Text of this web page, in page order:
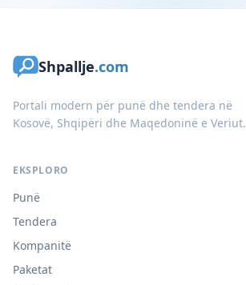
Shpallje.com
Portali modern për punë dhe tendera në
Kosovë, Shqipëri dhe Maqedoninë e Veriut.
EKSPLORO
Punë
Tendera
Kompanitë
Paketat